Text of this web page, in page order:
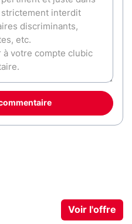
Voir l'offre